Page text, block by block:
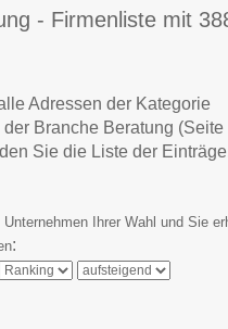
- Firmenliste mit
Adressen der Kategorie
Branche Beratung (Seite
Sie die Liste der
Ihrer Wahl und Sie
: